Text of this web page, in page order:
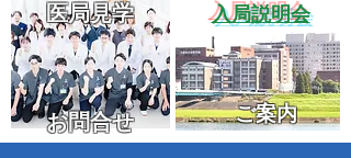
​入局説明会
ご案内
医局見学
お問合せ